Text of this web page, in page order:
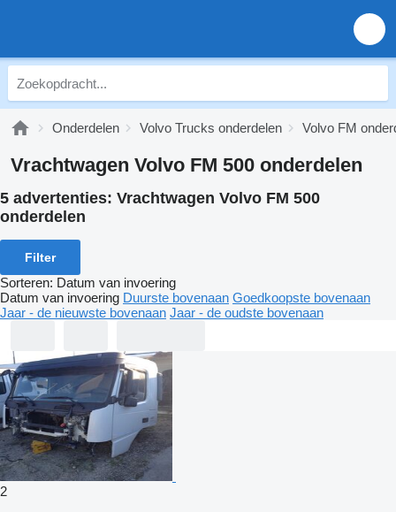
Onderdelen Volvo Trucks onderdelen Volvo FM
Vrachtwagen Volvo FM 500 onderdelen
5 advertenties: Vrachtwagen Volvo FM 500
onderdelen
Filter
Sorteren: Datum van invoering
Datum van invoering Duurste bovenaan Goedkoopste bovenaan
Jaar - de nieuwste bovenaan Jaar - de oudste bovenaan
2